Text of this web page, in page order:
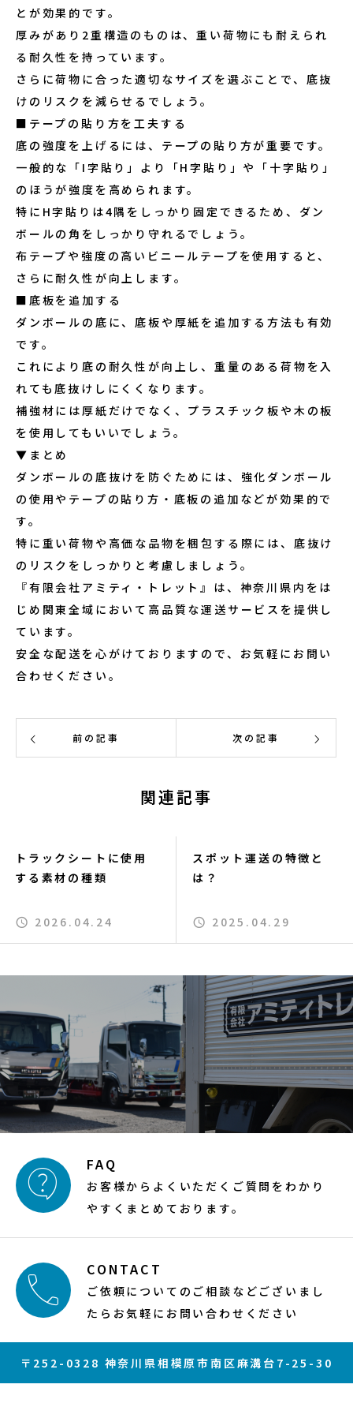
とが効果的です。
厚みがあり2重構造のものは、重い荷物にも耐えられ
る耐久性を持っています。
さらに荷物に合った適切なサイズを選ぶことで、底抜
けのリスクを減らせるでしょう。
■テープの貼り方を工夫する
底の強度を上げるには、テープの貼り方が重要です。
一般的な「I字貼り」より「H字貼り」や「十字貼り」
のほうが強度を高められます。
特にH字貼りは4隅をしっかり固定できるため、ダン
ボールの角をしっかり守れるでしょう。
布テープや強度の高いビニールテープを使用すると、
さらに耐久性が向上します。
■底板を追加する
ダンボールの底に、底板や厚紙を追加する方法も有効
です。
これにより底の耐久性が向上し、重量のある荷物を入
れても底抜けしにくくなります。
補強材には厚紙だけでなく、プラスチック板や木の板
を使用してもいいでしょう。
▼まとめ
ダンボールの底抜けを防ぐためには、強化ダンボール
の使用やテープの貼り方・底板の追加などが効果的で
す。
特に重い荷物や高価な品物を梱包する際には、底抜け
のリスクをしっかりと考慮しましょう。
『有限会社アミティ・トレット』は、神奈川県内をは
じめ関東全域において高品質な運送サービスを提供し
ています。
安全な配送を心がけておりますので、お気軽にお問い
合わせください。
前の記事 次の記事
関連記事
トラックシートに使用
する素材の種類
2026.04.24
スポット運送の特徴と
は？
2025.04.29
 FAQ
お客様からよくいただくご質問をわかり
やすくまとめております。
 CONTACT
ご依頼についてのご相談などございまし
たらお気軽にお問い合わせください
〒252-0328 神奈川県相模原市南区麻溝台7-25-30